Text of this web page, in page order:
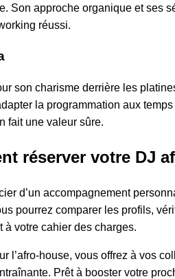
Son approche organique et ses
réussi.
son charisme derrière les
la programmation aux
fait une valeur sûre.
réserver votre DJ
d’un accompagnement
pourrez comparer les profils,
à votre cahier des charges.
l’afro-house, vous offrez à vos
Prêt à booster votre